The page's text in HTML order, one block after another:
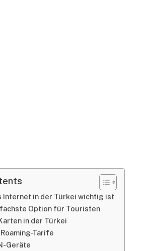
Internet in der Türkei wichtig ist
Option für Touristen
in der Türkei
Tarife
Geräte